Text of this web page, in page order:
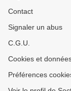
Contact
Signaler un abus
C.G.U.
Cookies et
Préférences